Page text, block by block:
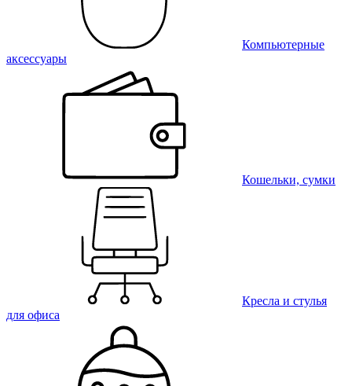
Компьютерные
аксессуары
Кошельки, сумки
Кресла и стулья
для офиса